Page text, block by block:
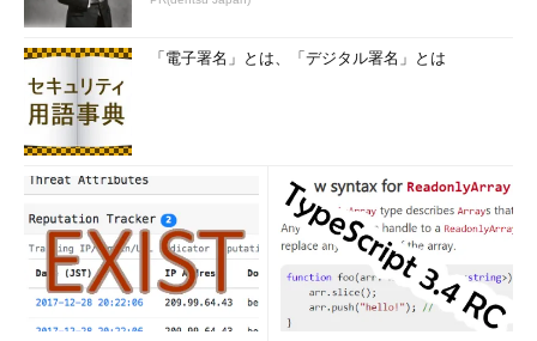
「電子署名」とは、「デジタル署名」とは